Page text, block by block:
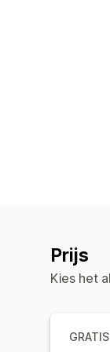
Prijs
Kies het
GRATIS